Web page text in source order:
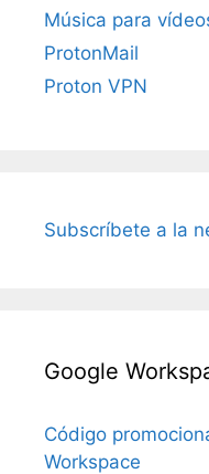
Música para
ProtonMail
Proton VPN
Subscríbete a la
Google
Código
Workspace